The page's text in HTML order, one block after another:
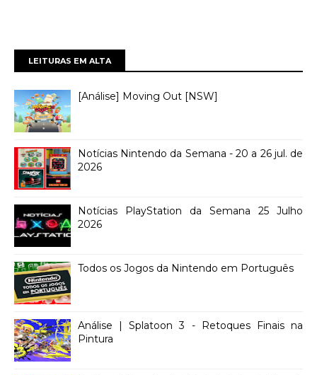
LEITURAS EM ALTA
[Análise] Moving Out [NSW]
Notícias Nintendo da Semana - 20 a 26 jul. de
2026
Notícias PlayStation da Semana 25 Julho
2026
Todos os Jogos da Nintendo em Português
Análise | Splatoon 3 - Retoques Finais na
Pintura